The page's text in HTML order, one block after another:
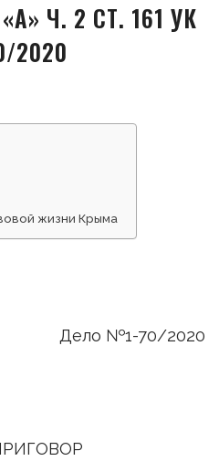
Ч. 2 СТ. 161 УК
2020
жизни Крыма
Дело №1-70/2020